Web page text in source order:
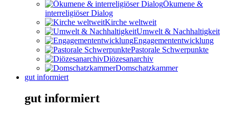
Ökumene &
interreligiöser Dialog
Kirche weltweit
Umwelt & Nachhaltigkeit
Engagemententwicklung
Pastorale Schwerpunkte
Diözesanarchiv
Domschatzkammer
gut informiert
gut informiert